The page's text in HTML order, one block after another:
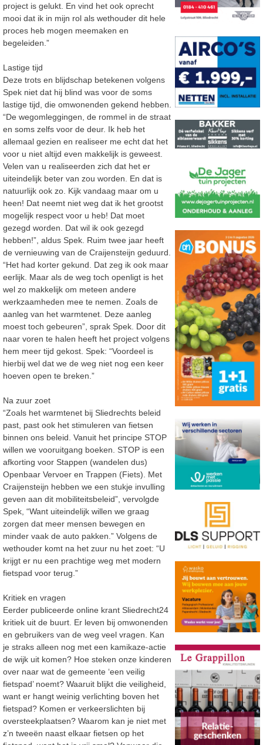
project is gelukt. En vind het ook oprecht
mooi dat ik in mijn rol als wethouder dit hele
proces heb mogen meemaken en
begeleiden.”
Lastige tijd
Deze trots en blijdschap betekenen volgens
Spek niet dat hij blind was voor de soms
lastige tijd, die omwonenden gekend hebben.
“De wegomleggingen, de rommel in de straat
en soms zelfs voor de deur. Ik heb het
allemaal gezien en realiseer me echt dat het
voor u niet altijd even makkelijk is geweest.
Velen van u realiseerden zich dat het er
uiteindelijk beter van zou worden. En dat is
natuurlijk ook zo. Kijk vandaag maar om u
heen! Dat neemt niet weg dat ik het grootst
mogelijk respect voor u heb! Dat moet
gezegd worden. Dat wil ik ook gezegd
hebben!”, aldus Spek. Ruim twee jaar heeft
de vernieuwing van de Craijensteijn geduurd.
“Het had korter gekund. Dat zeg ik ook maar
eerlijk. Maar als de weg toch openligt is het
wel zo makkelijk om meteen andere
werkzaamheden mee te nemen. Zoals de
aanleg van het warmtenet. Deze aanleg
moest toch gebeuren”, sprak Spek. Door dit
naar voren te halen heeft het project volgens
hem meer tijd gekost. Spek: “Voordeel is
hierbij wel dat we de weg niet nog een keer
hoeven open te breken.”
Na zuur zoet
“Zoals het warmtenet bij Sliedrechts beleid
past, past ook het stimuleren van fietsen
binnen ons beleid. Vanuit het principe STOP
willen we vooruitgang boeken. STOP is een
afkorting voor Stappen (wandelen dus)
Openbaar Vervoer en Trappen (Fiets). Met
Craijensteijn hebben we een stukje invulling
geven aan dit mobiliteitsbeleid”, vervolgde
Spek, “Want uiteindelijk willen we graag
zorgen dat meer mensen bewegen en
minder vaak de auto pakken.” Volgens de
wethouder komt na het zuur nu het zoet: “U
krijgt er nu een prachtige weg met modern
fietspad voor terug.”
Kritiek en vragen
Eerder publiceerde online krant Sliedrecht24
kritiek uit de buurt. Er leven bij omwonenden
en gebruikers van de weg veel vragen. Kan
je straks alleen nog met een kamikaze-actie
de wijk uit komen? Hoe steken onze kinderen
over naar wat de gemeente ‘een veilig
fietspad’ noemt? Waaruit blijkt die veiligheid,
want er hangt weinig verlichting boven het
fietspad? Komen er verkeerslichten bij
oversteekplaatsen? Waarom kan je niet met
z’n tweeën naast elkaar fietsen op het